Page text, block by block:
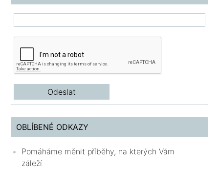
OBLÍBENÉ ODKAZY
Pomáháme měnit příběhy, na kterých Vám
záleží